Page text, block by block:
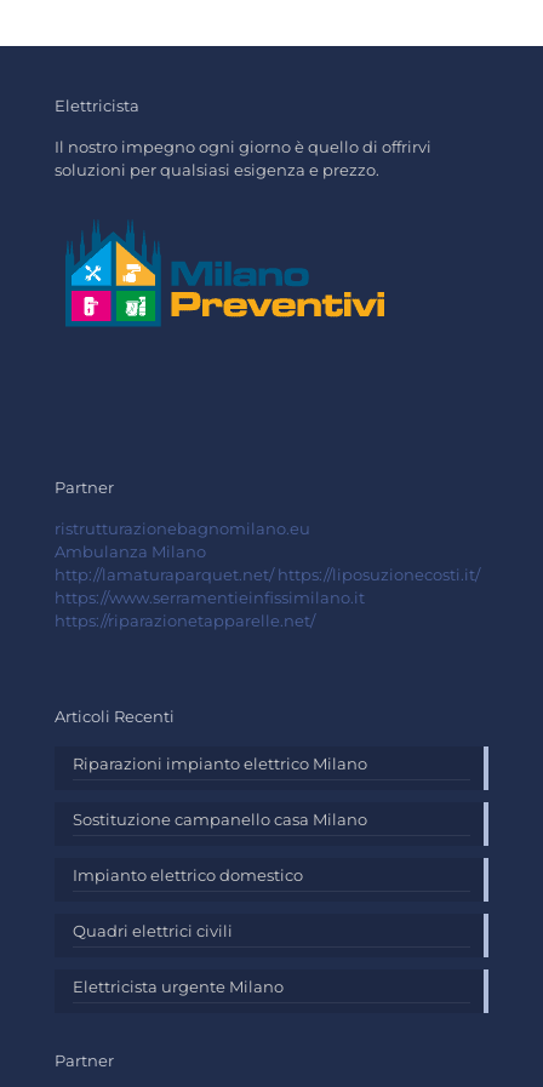
Elettricista
Il nostro impegno ogni giorno è quello di offrirvi
soluzioni per qualsiasi esigenza e prezzo.
Partner
ristrutturazionebagnomilano.eu
Ambulanza Milano
http://lamaturaparquet.net/ https://liposuzionecosti.it/
https://www.serramentieinfissimilano.it
https://riparazionetapparelle.net/
Articoli Recenti
Riparazioni impianto elettrico Milano
Sostituzione campanello casa Milano
Impianto elettrico domestico
Quadri elettrici civili
Elettricista urgente Milano
Partner